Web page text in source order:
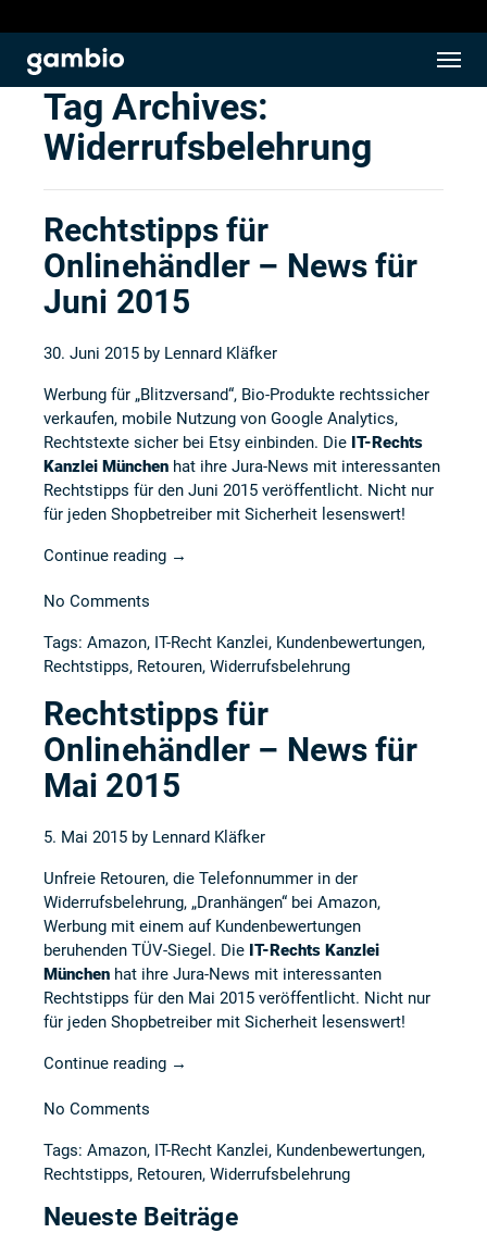
Tag Archives:
Widerrufsbelehrung
Rechtstipps für
Onlinehändler – News für
Juni 2015
30. Juni 2015 by Lennard Kläfker
Werbung für „Blitzversand“, Bio-Produkte rechtssicher
verkaufen, mobile Nutzung von Google Analytics,
Rechtstexte sicher bei Etsy einbinden. Die IT-Rechts
Kanzlei München hat ihre Jura-News mit interessanten
Rechtstipps für den Juni 2015 veröffentlicht. Nicht nur
für jeden Shopbetreiber mit Sicherheit lesenswert!
Continue reading →
No Comments
Tags: Amazon, IT-Recht Kanzlei, Kundenbewertungen,
Rechtstipps, Retouren, Widerrufsbelehrung
Rechtstipps für
Onlinehändler – News für
Mai 2015
5. Mai 2015 by Lennard Kläfker
Unfreie Retouren, die Telefonnummer in der
Widerrufsbelehrung, „Dranhängen“ bei Amazon,
Werbung mit einem auf Kundenbewertungen
beruhenden TÜV-Siegel. Die IT-Rechts Kanzlei
München hat ihre Jura-News mit interessanten
Rechtstipps für den Mai 2015 veröffentlicht. Nicht nur
für jeden Shopbetreiber mit Sicherheit lesenswert!
Continue reading →
No Comments
Tags: Amazon, IT-Recht Kanzlei, Kundenbewertungen,
Rechtstipps, Retouren, Widerrufsbelehrung
Neueste Beiträge